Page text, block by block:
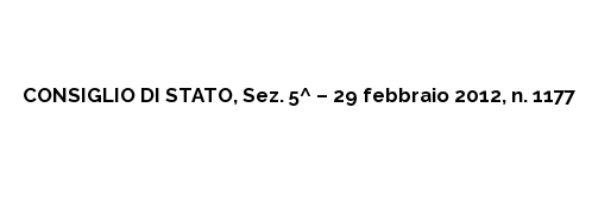
CONSIGLIO DI STATO, Sez. 5^ – 29 febbraio 2012, n. 1177